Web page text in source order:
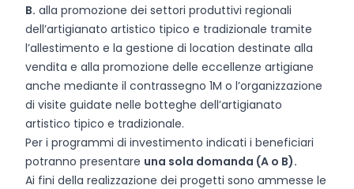
B. alla promozione dei settori produttivi regionali
dell’artigianato artistico tipico e tradizionale tramite
l’allestimento e la gestione di location destinate alla
vendita e alla promozione delle eccellenze artigiane
anche mediante il contrassegno 1M o l’organizzazione
di visite guidate nelle botteghe dell’artigianato
artistico tipico e tradizionale.
Per i programmi di investimento indicati i beneficiari
potranno presentare una sola domanda (A o B).
Ai fini della realizzazione dei progetti sono ammesse le